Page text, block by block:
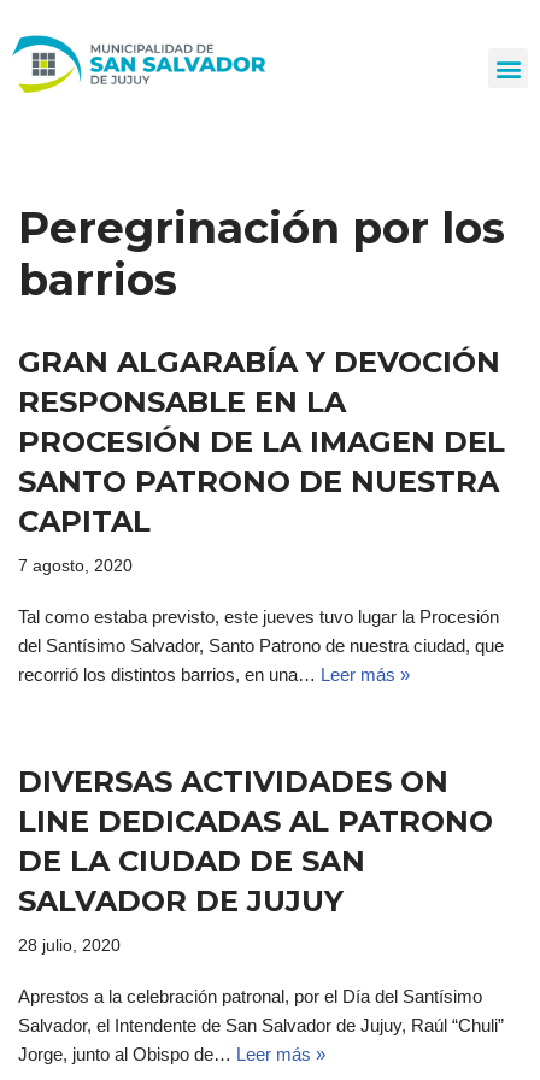
al
Peregrinación por los
barrios
GRAN ALGARABÍA Y DEVOCIÓN
RESPONSABLE EN LA
PROCESIÓN DE LA IMAGEN DEL
SANTO PATRONO DE NUESTRA
CAPITAL
7 agosto, 2020
Tal como estaba previsto, este jueves tuvo lugar la Procesión
del Santísimo Salvador, Santo Patrono de nuestra ciudad, que
recorrió los distintos barrios, en una… Leer más »
DIVERSAS ACTIVIDADES ON
LINE DEDICADAS AL PATRONO
DE LA CIUDAD DE SAN
SALVADOR DE JUJUY
28 julio, 2020
Aprestos a la celebración patronal, por el Día del Santísimo
Salvador, el Intendente de San Salvador de Jujuy, Raúl “Chuli”
Jorge, junto al Obispo de… Leer más »